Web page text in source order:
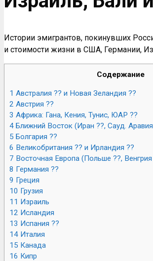
Истории эмигрантов, покинувших
и стоимости жизни в США, Германии,
Содержание
1 Австралия ?? и Новая Зеландия ??
2 Австрия ??
3 Африка: Гана, Кения, Тунис, ЮАР ??
4 Ближний Восток (Иран ??, Сауд.
5 Болгария ??
6 Великобритания ?? и Ирландия ??
7 Восточная Европа (Польше ??, Венгрия
8 Германия ??
9 Греция
10 Грузия
11 Израиль
12 Исландия
13 Испания ??
14 Италия
15 Канада
16 Кипр